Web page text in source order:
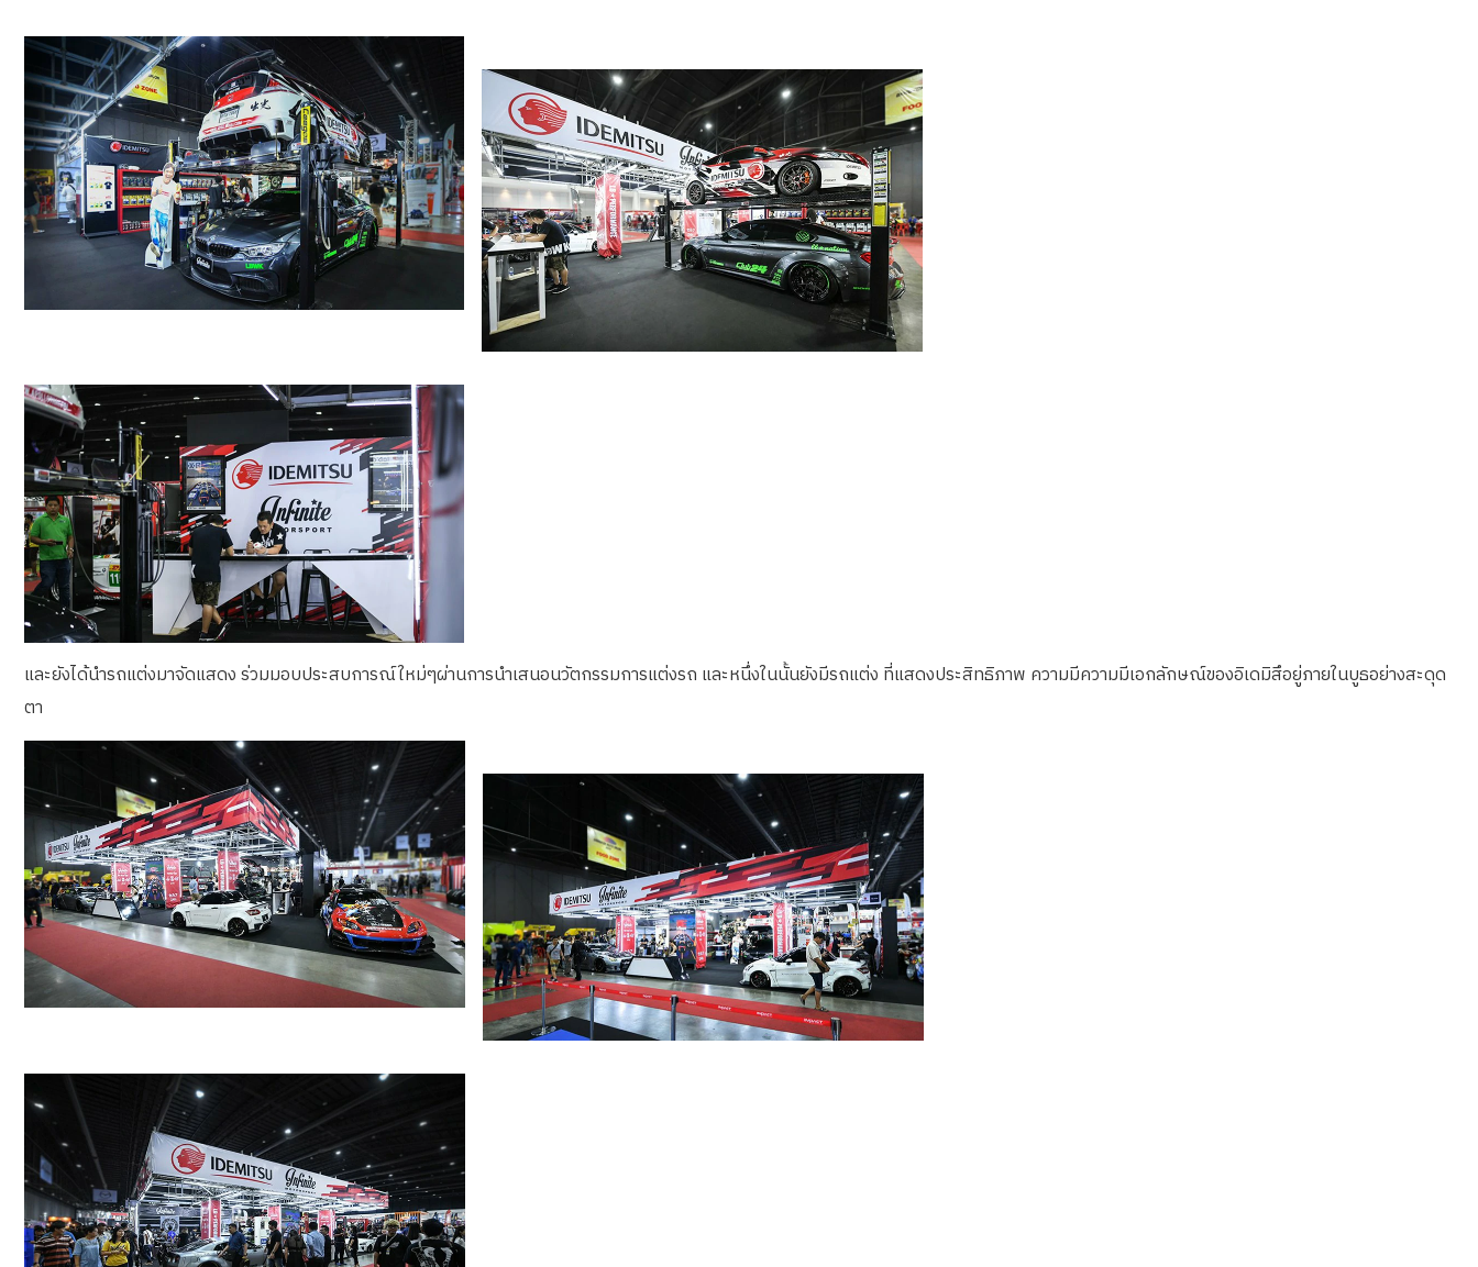
และยังได้นำรถแต่งมาจัดแสดง ร่วมมอบประสบการณ์ใหม่ๆผ่านการนำเสนอนวัตกรรมการแต่งรถ และหนึ่งในนั้นยังมีรถแต่ง ที่แสดงประสิทธิภาพ ความมีความมีเอกลักษณ์ของอิเดมิสึอยู่ภายในบูธอย่างสะดุด
ตา